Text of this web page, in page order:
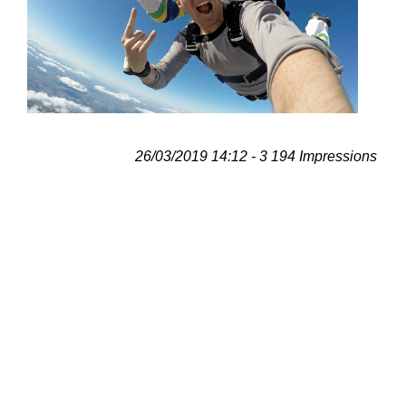
26/03/2019 14:12 - 3 194 Impressions